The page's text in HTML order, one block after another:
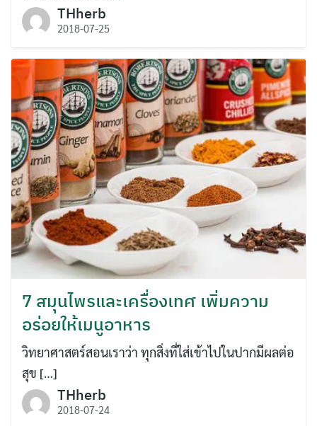
THherb
2018-07-25
7 สมุนไพรและเครื่องเทศ เพิ่มความ
อร่อยให้เมนูอาหาร
วิทยาศาสตร์สอนเราว่า ทุกสิ่งที่ใส่เข้าไปในปากมีผลต่อ
สุข […]
THherb
2018-07-24